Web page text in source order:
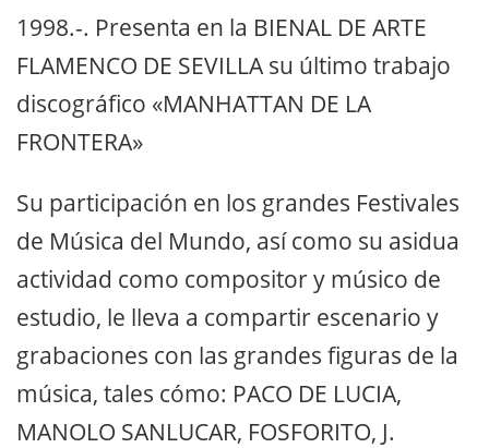
1998.-. Presenta en la BIENAL DE ARTE
FLAMENCO DE SEVILLA su último trabajo
discográfico «MANHATTAN DE LA
FRONTERA»
Su participación en los grandes Festivales
de Música del Mundo, así como su asidua
actividad como compositor y músico de
estudio, le lleva a compartir escenario y
grabaciones con las grandes figuras de la
música, tales cómo: PACO DE LUCIA,
MANOLO SANLUCAR, FOSFORITO, J.